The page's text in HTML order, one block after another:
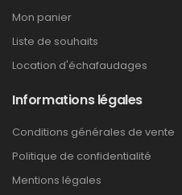
Mon panier
Liste de souhaits
Location d'échafaudages
Informations légales
Conditions générales de vente
Politique de confidentialité
Mentions légales